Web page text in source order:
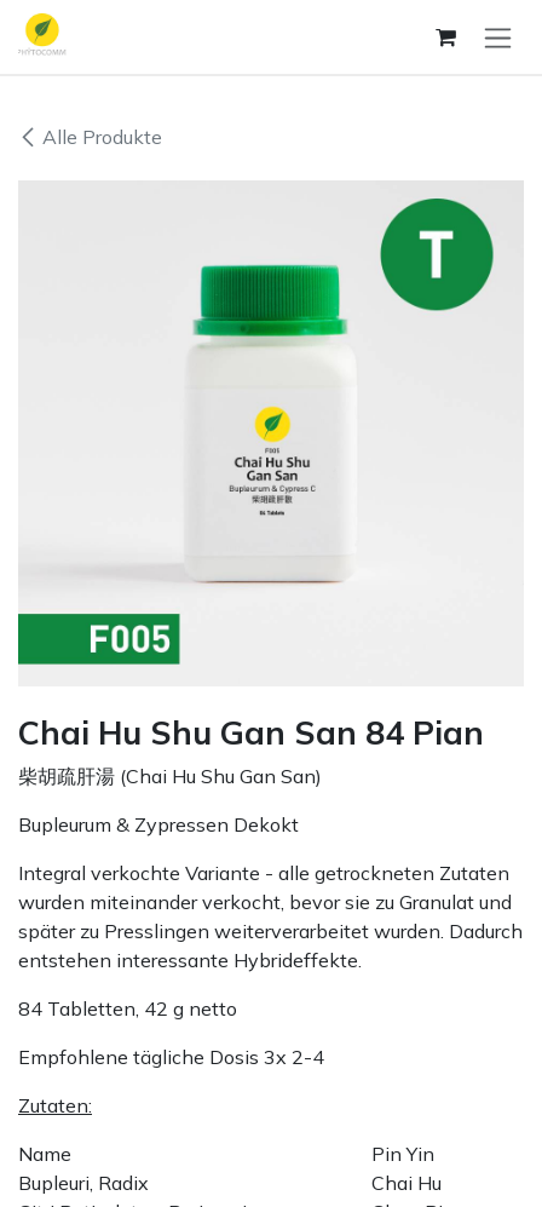
Zum Inhalt springen
Alle Produkte
Chai Hu Shu Gan San 84 Pian
柴胡疏肝湯 (Chai Hu Shu Gan San)
Bupleurum & Zypressen Dekokt
Integral verkochte Variante - alle getrockneten Zutaten
wurden miteinander verkocht, bevor sie zu Granulat und
später zu Presslingen weiterverarbeitet wurden. Dadurch
entstehen interessante Hybrideffekte.
84 Tabletten, 42 g netto
Empfohlene tägliche Dosis 3x 2-4
Zutaten:
Name
Pin Yin
Bupleuri, Radix
Chai Hu